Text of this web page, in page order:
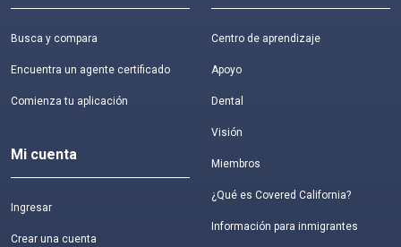
Busca y compara
Encuentra un agente certificado
Comienza tu aplicación
Mi cuenta
Ingresar
Crear una cuenta
Centro de aprendizaje
Apoyo
Dental
Visión
Miembros
¿Qué es Covered California?
Información para inmigrantes